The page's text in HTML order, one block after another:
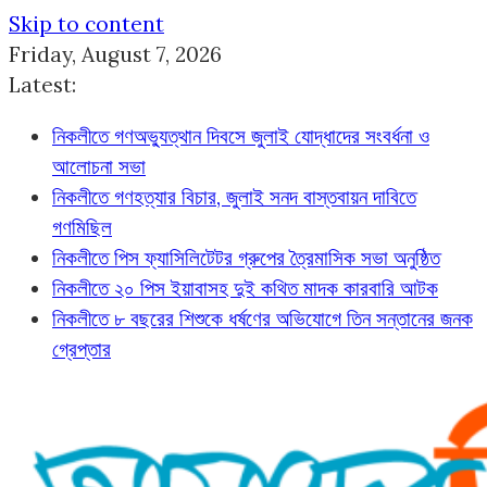
Skip to content
Friday, August 7, 2026
Latest:
নিকলীতে গণঅভ্যুত্থান দিবসে জুলাই যোদ্ধাদের সংবর্ধনা ও
আলোচনা সভা
নিকলীতে গণহত্যার বিচার, জুলাই সনদ বাস্তবায়ন দাবিতে
গণমিছিল
নিকলীতে পিস ফ্যাসিলিটেটর গ্রুপের ত্রৈমাসিক সভা অনুষ্ঠিত
নিকলীতে ২০ পিস ইয়াবাসহ দুই কথিত মাদক কারবারি আটক
নিকলীতে ৮ বছরের শিশুকে ধর্ষণের অভিযোগে তিন সন্তানের জনক
গ্রেপ্তার